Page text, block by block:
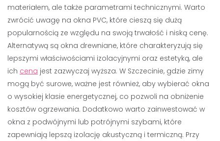
materiałem, ale także parametrami technicznymi. Warto
zwrócić uwagę na okna PVC, które cieszą się dużą
popularnością ze względu na swoją trwałość i niską cenę.
Alternatywą są okna drewniane, które charakteryzują się
lepszymi właściwościami izolacyjnymi oraz estetyką, ale
ich cena jest zazwyczaj wyższa. W Szczecinie, gdzie zimy
mogą być surowe, ważne jest również, aby wybierać okna
o wysokiej klasie energetycznej, co pozwoli na obniżenie
kosztów ogrzewania. Dodatkowo warto zainwestować w
okna z podwójnymi lub potrójnymi szybami, które
zapewniają lepszą izolację akustyczną i termiczną. Przy